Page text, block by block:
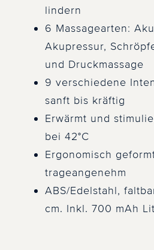
lindern
6 Massagearten:
Akupressur,
und Druckmassage
9 verschiedene
sanft bis kräftig
Erwärmt und
bei 42°C
Ergonomisch
trageangenehm
ABS/Edelstahl,
cm. Inkl. 700 mAh